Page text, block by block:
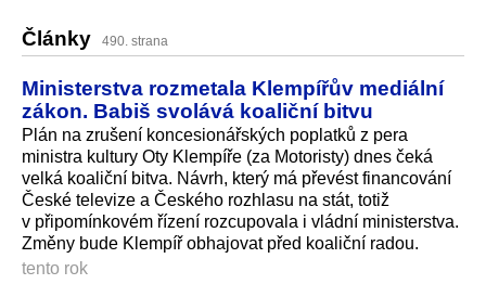
Články 490. strana
Ministerstva rozmetala Klempířův mediální
zákon. Babiš svolává koaliční bitvu
Plán na zrušení koncesionářských poplatků z pera
ministra kultury Oty Klempíře (za Motoristy) dnes čeká
velká koaliční bitva. Návrh, který má převést financování
České televize a Českého rozhlasu na stát, totiž
v připomínkovém řízení rozcupovala i vládní ministerstva.
Změny bude Klempíř obhajovat před koaliční radou.
tento rok